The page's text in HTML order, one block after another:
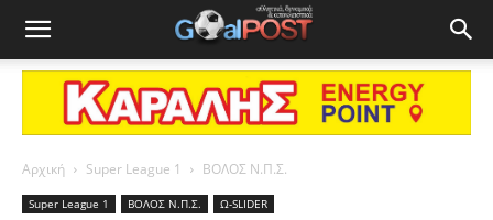
Αρχική Super League 1 ΒΟΛΟΣ Ν.Π.Σ.
Super League 1 ΒΟΛΟΣ Ν.Π.Σ. Ω-SLIDER